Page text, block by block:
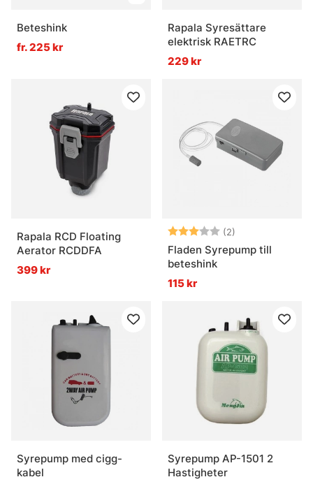
Beteshink
fr. 225 kr
Rapala Syresättare
elektrisk RAETRC
229 kr
Rapala RCD Floating
Aerator RCDDFA
399 kr
Betyg: (2)
Fladen Syrepump till
beteshink
115 kr
Syrepump med cigg-
kabel
Syrepump AP-1501 2
Hastigheter